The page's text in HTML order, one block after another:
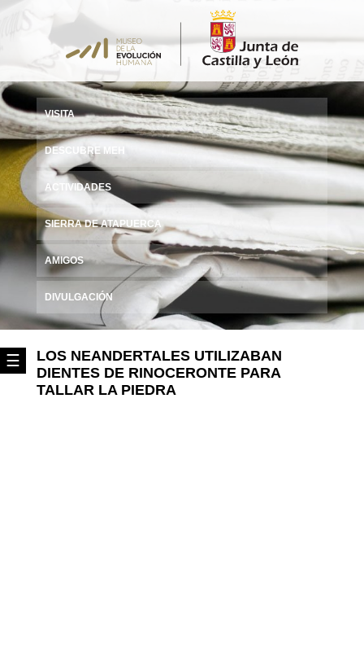
☰
VISITA
DESCUBRE MEH
ACTIVIDADES
SIERRA DE ATAPUERCA
AMIGOS
DIVULGACIÓN
LOS NEANDERTALES UTILIZABAN
DIENTES DE RINOCERONTE PARA
TALLAR LA PIEDRA